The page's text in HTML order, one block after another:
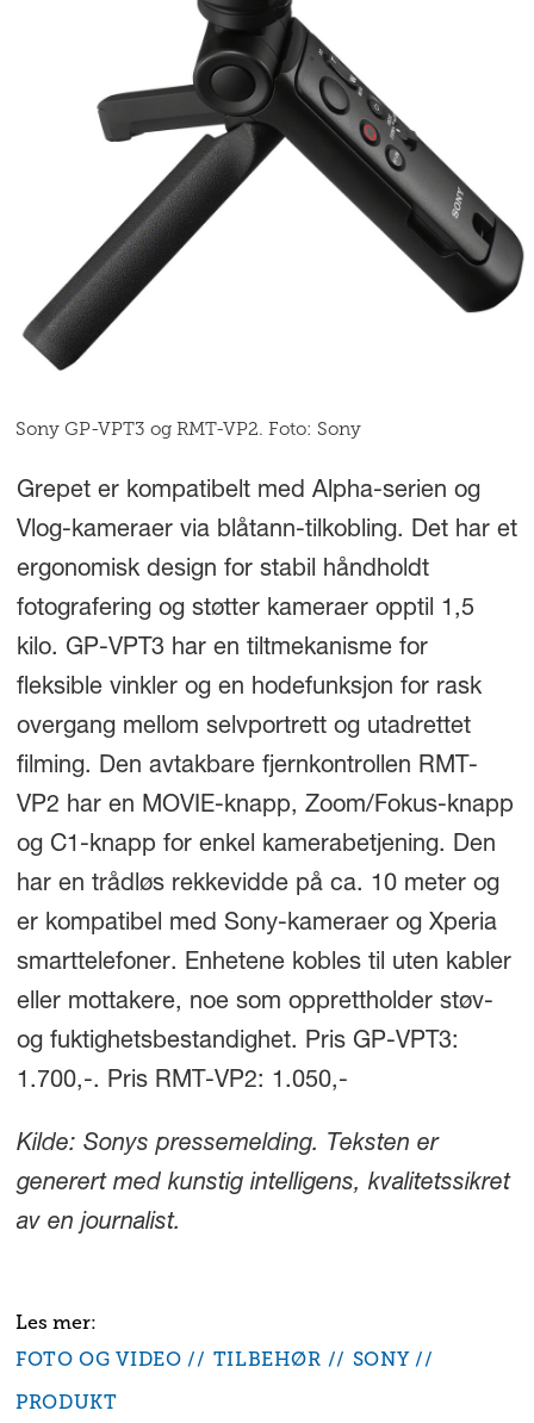
Sony GP-VPT3 og RMT-VP2. Foto: Sony
Grepet er kompatibelt med Alpha-serien og
Vlog-kameraer via blåtann-tilkobling. Det har et
ergonomisk design for stabil håndholdt
fotografering og støtter kameraer opptil 1,5
kilo. GP-VPT3 har en tiltmekanisme for
fleksible vinkler og en hodefunksjon for rask
overgang mellom selvportrett og utadrettet
filming. Den avtakbare fjernkontrollen RMT-
VP2 har en MOVIE-knapp, Zoom/Fokus-knapp
og C1-knapp for enkel kamerabetjening. Den
har en trådløs rekkevidde på ca. 10 meter og
er kompatibel med Sony-kameraer og Xperia
smarttelefoner. Enhetene kobles til uten kabler
eller mottakere, noe som opprettholder støv-
og fuktighetsbestandighet. Pris GP-VPT3:
1.700,-. Pris RMT-VP2: 1.050,-
Kilde: Sonys pressemelding. Teksten er
generert med kunstig intelligens, kvalitetssikret
av en journalist.
FOTO OG VIDEO TILBEHØR
SONY
PRODUKT